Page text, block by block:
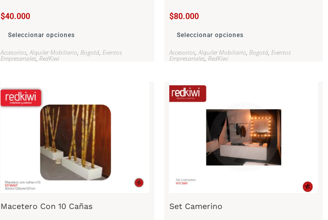
$40.000
Seleccionar opciones
Accesorios,Alquiler Mobiliario, Bogotá, Eventos
Empresariales, RedKiwi
$80.000
Seleccionar opciones
Accesorios,Alquiler Mobiliario, Bogotá, Eventos
Empresariales, RedKiwi
Macetero Con 10 Cañas Set Camerino